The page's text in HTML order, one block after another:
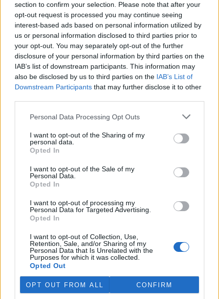
section to confirm your selection. Please note that after your
opt-out request is processed you may continue seeing
interest-based ads based on personal information utilized by
us or personal information disclosed to third parties prior to
your opt-out. You may separately opt-out of the further
disclosure of your personal information by third parties on the
IAB’s list of downstream participants. This information may
also be disclosed by us to third parties on the IAB’s List of
Downstream Participants that may further disclose it to other
Personal Data Processing Opt Outs
I want to opt-out of the Sharing of my
personal data.
Opted In
I want to opt-out of the Sale of my
Personal Data.
Opted In
I want to opt-out of processing my
Personal Data for Targeted Advertising.
Opted In
I want to opt-out of Collection, Use,
Retention, Sale, and/or Sharing of my
Personal Data that Is Unrelated with the
Purposes for which it was collected.
Opted Out
OPT OUT FROM ALL CONFIRM
5.8.2026 20:13 (ČTK)
Celníci odhalili gang
překupníků chráněných druhů
papoušků působící v několika
krajích a zajistili asi stovku
ptáků. S odchytem a
zajištěním zvířat celníkům pomohly zoo v Praze, Zlíně a Ostravě. V
ostravské zahradě také papoušci nalezli dočasné útočiště. V
tiskové zprávě nawebucelníků to oznámila mluvčí Celní správy ČR
Martina Kaňková. Případem se zabývá policie.
Island vyhostí aktivisty bojující proti lovu velryb,
pronásledovali velrybáře
5.8.2026 19:54 ( ČTK)
Islandské úřady nařídily
poté, co minulý týden
pobřežní stráž s policií zabavily
jejich loď, která pronásledovala velrybářské plavidlo. Pasažéři lodi
Watsona jsou od té doby zadržováni v Reykjavíku. Sám Watson na
palubě nebyl. Píše o tom agentura AFP s odvoláním na islandskou
policii.
Záchranná stanice v Praze přijímá kvůli vedrům více
volně žijících zvířat
5.8.2026 17:40 | PRAHA (
Kvůli vysokým letním
teplotám pracovníci pražské
záchranné stanice pro volně